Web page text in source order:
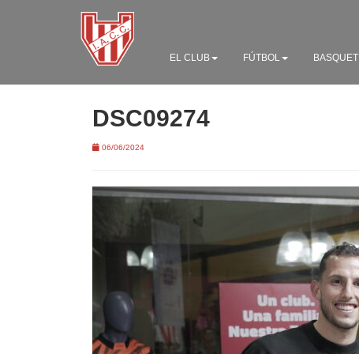
EL CLUB FÚTBOL BASQUET
DSC09274
06/06/2024